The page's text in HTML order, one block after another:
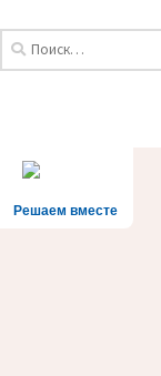
Решаем вместе